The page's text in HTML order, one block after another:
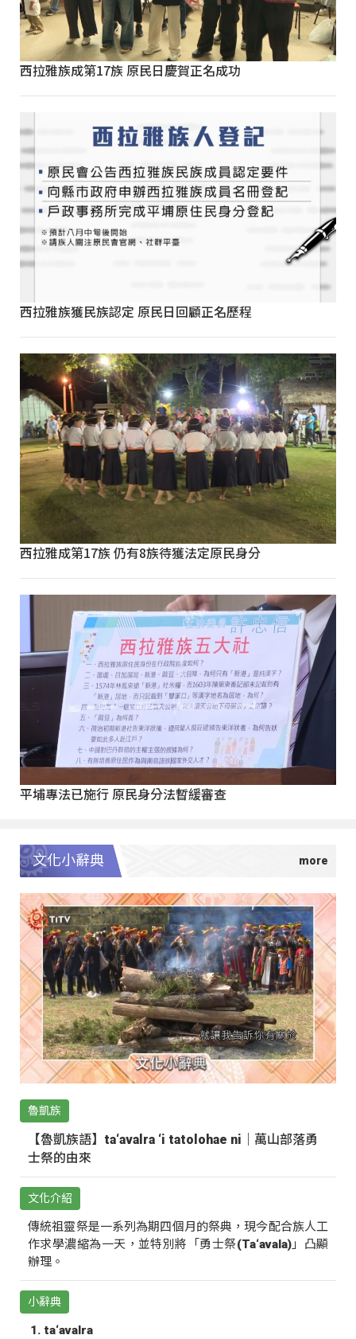
西拉雅族成第17族 原民日慶賀正名成功
西拉雅族獲民族認定 原民日回顧正名歷程
西拉雅成第17族 仍有8族待獲法定原民身分
平埔專法已施行 原民身分法暫緩審查
文化小辭典
魯凱族
【魯凱族語】ta‘avalra ‘i tatolohae ni｜萬山部落勇
士祭的由來
文化介紹
傳統祖靈祭是一系列為期四個月的祭典，現今配合族人工
作求學濃縮為一天，並特別將「勇士祭(Ta‘avala)」凸顯
辦理。
小辭典
ta‘avalra